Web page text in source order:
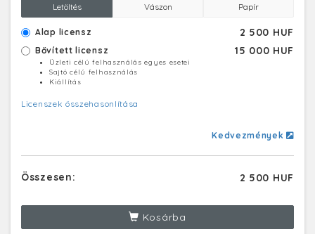
Letöltés Vászon Papír
Alap licensz 2 500 HUF
Bővített licensz 15 000 HUF
Üzleti célú felhasználás egyes esetei
Sajtó célú felhasználás
Kiállítás
Licenszek összehasonlítása
Kedvezmények
Összesen: 2 500 HUF
Kosárba